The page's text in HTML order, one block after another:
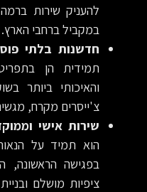
להעניק שירות
במקביל ברחבי הארץ.
חדשנות בלתי
תמידית הן
והאיכותי ביותר
צ'ייסרים מקרח,
שירות אישי
הוא תמיד על
בפגישה הראשונה,
ציפיות מושלם